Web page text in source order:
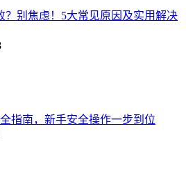
？别焦虑！5大常见原因及实用解决
指南，新手安全操作一步到位